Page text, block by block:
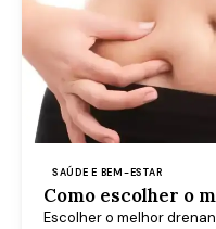
SAÚDE E BEM-ESTAR
Como escolher o
Escolher o melhor